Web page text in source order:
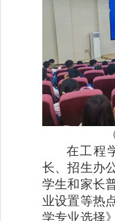
在工程
长、招生办
学生和家长
业设置等热
学专业选择